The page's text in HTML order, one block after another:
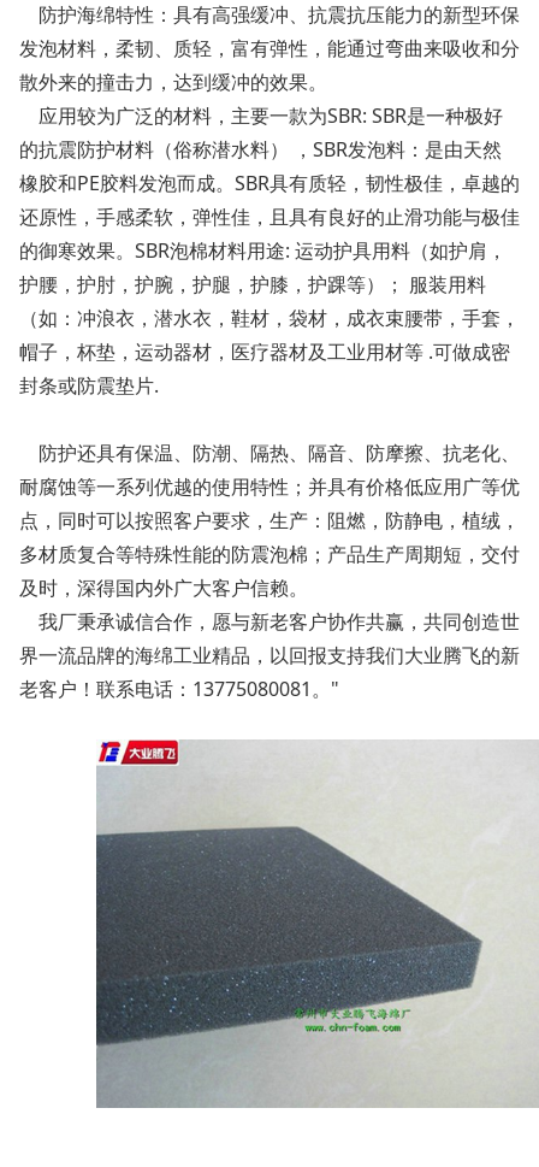
防护海绵特性：具有高强缓冲、抗震抗压能力的新型环保
发泡材料，柔韧、质轻，富有弹性，能通过弯曲来吸收和分
散外来的撞击力，达到缓冲的效果。
应用较为广泛的材料，主要一款为SBR: SBR是一种极好
的抗震防护材料（俗称潜水料） ，SBR发泡料：是由天然
橡胶和PE胶料发泡而成。SBR具有质轻，韧性极佳，卓越的
还原性，手感柔软，弹性佳，且具有良好的止滑功能与极佳
的御寒效果。SBR泡棉材料用途: 运动护具用料（如护肩，
护腰，护肘，护腕，护腿，护膝，护踝等）； 服装用料
（如：冲浪衣，潜水衣，鞋材，袋材，成衣束腰带，手套，
帽子，杯垫，运动器材，医疗器材及工业用材等 .可做成密
封条或防震垫片.
防护还具有保温、防潮、隔热、隔音、防摩擦、抗老化、
耐腐蚀等一系列优越的使用特性；并具有价格低应用广等优
点，同时可以按照客户要求，生产：阻燃，防静电，植绒，
多材质复合等特殊性能的防震泡棉；产品生产周期短，交付
及时，深得国内外广大客户信赖。
我厂秉承诚信合作，愿与新老客户协作共赢，共同创造世
界一流品牌的海绵工业精品，以回报支持我们大业腾飞的新
老客户！联系电话：13775080081。"